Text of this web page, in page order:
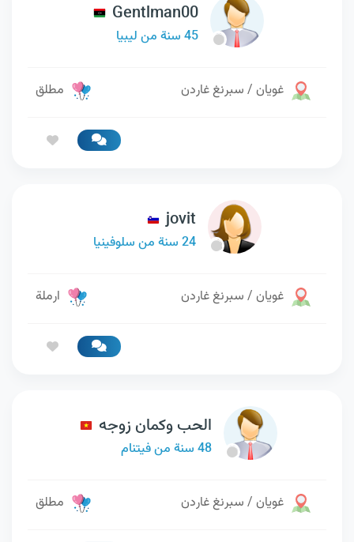
Gentlman00
45 سنة من ليبيا
غويان / سبرنغ غاردن مطلق
jovit
24 سنة من سلوفينيا
غويان / سبرنغ غاردن ارملة
الحب وكمان زوجه
48 سنة من فيتنام
غويان / سبرنغ غاردن مطلق